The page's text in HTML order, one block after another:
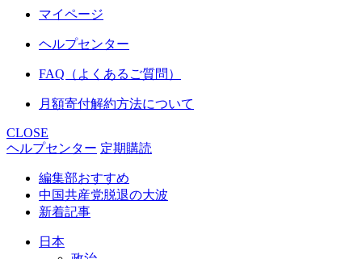
マイページ
ヘルプセンター
FAQ（よくあるご質問）
月額寄付解約方法について
CLOSE
ヘルプセンター 定期購読
編集部おすすめ
中国共産党脱退の大波
新着記事
日本